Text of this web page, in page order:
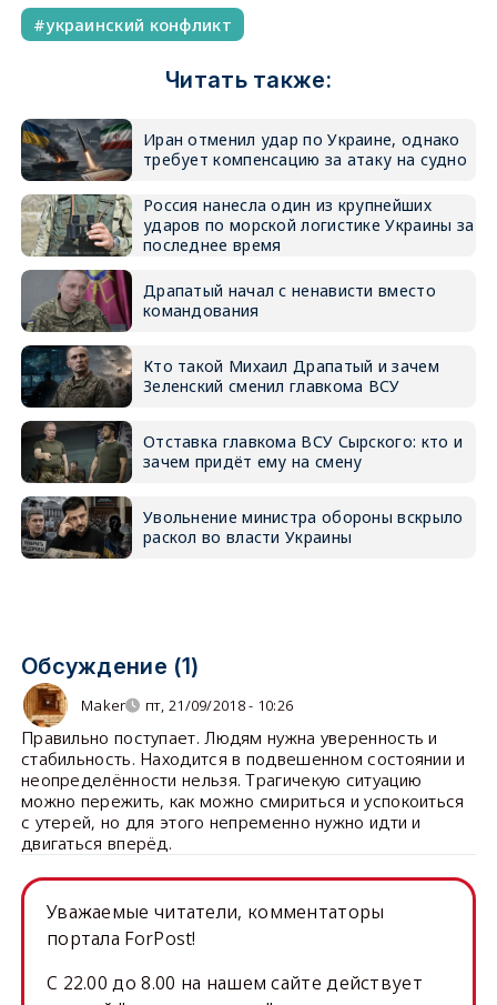
украинский конфликт
Читать также:
Иран отменил удар по Украине, однако
требует компенсацию за атаку на судно
Россия нанесла один из крупнейших
ударов по морской логистике Украины за
последнее время
Драпатый начал с ненависти вместо
командования
Кто такой Михаил Драпатый и зачем
Зеленский сменил главкома ВСУ
Отставка главкома ВСУ Сырского: кто и
зачем придёт ему на смену
Увольнение министра обороны вскрыло
раскол во власти Украины
Обсуждение (1)
Maker пт, 21/09/2018 - 10:26
Правильно поступает. Людям нужна уверенность и
стабильность. Находится в подвешенном состоянии и
неопределённости нельзя. Трагичекую ситуацию
можно пережить, как можно смириться и успокоиться
с утерей, но для этого непременно нужно идти и
двигаться вперёд.
Уважаемые читатели, комментаторы
портала ForPost!
C 22.00 до 8.00 на нашем сайте действует